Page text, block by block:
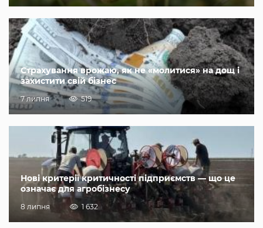
Страхування врожаю, як не «молитися» на дощ і
захистити свій бізнес
7 липня 519
Нові критерії критичності підприємств — що це
означає для агробізнесу
8 липня 1 632